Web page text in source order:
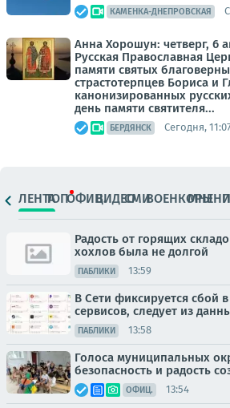
КАМЕНКА-ДНЕПРОВСКАЯ
Анна Хорошун: четверг, 6
Русская Православная
памяти святых
страстотерпцев Бориса и
канонизированных
день памяти святителя...
БЕРДЯНСК Сегодня,
ЛЕНТАТОПОФИЦ.ВИДЕОСМИВОЕНКОРЫ
Радость от горящих
хохлов была не долгой
ПАБЛИКИ 13:59
В Сети фиксируется сбой
сервисов, следует из
ПАБЛИКИ 13:58
Голоса муниципальных
безопасность и радость
ОФИЦ. 13:54